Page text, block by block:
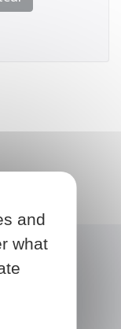
and
what